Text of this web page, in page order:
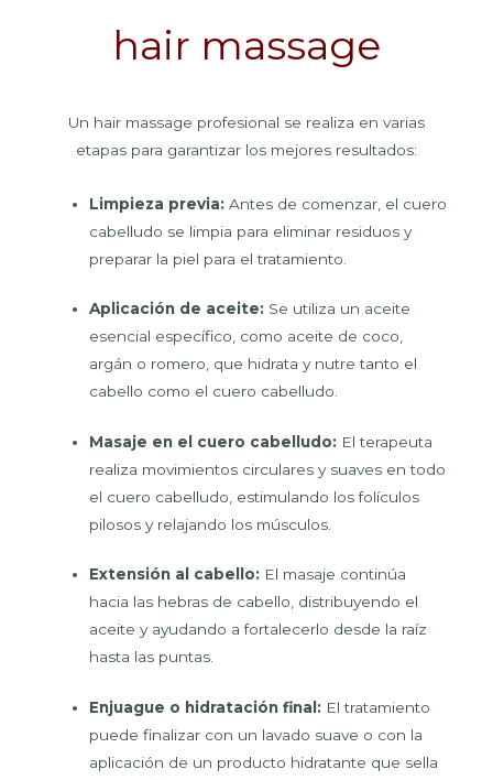
hair massage
Un hair massage profesional se realiza en varias
etapas para garantizar los mejores resultados:
Limpieza previa:Antes de comenzar, el cuero
cabelludo se limpia para eliminar residuos y
preparar la piel para el tratamiento.
Aplicación de aceite: Se utiliza un aceite
esencial específico, como aceite de coco,
argán o romero, que hidrata y nutre tanto el
cabello como el cuero cabelludo.
Masaje en el cuero cabelludo: El terapeuta
realiza movimientos circulares y suaves en todo
el cuero cabelludo, estimulando los folículos
pilosos y relajando los músculos.
Extensión al cabello: El masaje continúa
hacia las hebras de cabello, distribuyendo el
aceite y ayudando a fortalecerlo desde la raíz
hasta las puntas.
Enjuague o hidratación final: El tratamiento
puede finalizar con un lavado suave o con la
aplicación de un producto hidratante que sella